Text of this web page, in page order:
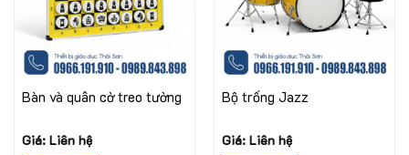
Bàn và quân cờ treo tường
Giá: Liên hệ
Bộ trống Jazz
Giá: Liên hệ